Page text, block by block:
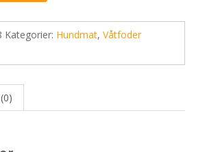
Kategorier: Hundmat, Våtfoder